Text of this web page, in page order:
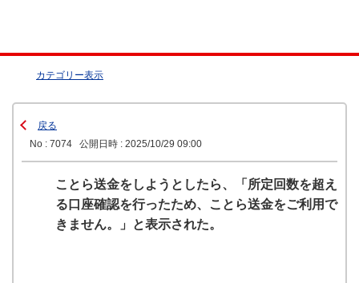
カテゴリー表示
戻る
No : 7074
公開日時 : 2025/10/29 09:00
ことら送金をしようとしたら、「所定回数を超え
る口座確認を行ったため、ことら送金をご利用で
きません。」と表示された。